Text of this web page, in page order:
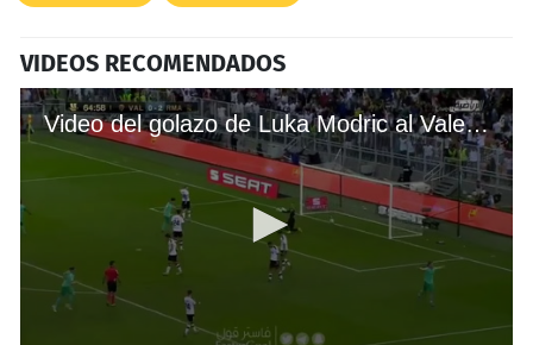
VIDEOS RECOMENDADOS
Video del golazo de Luka Modric al Valencia en la Supercopa de España